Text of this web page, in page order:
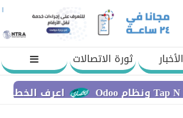
الأخبار
ثورة الاتصالات
اعرف الخطوات